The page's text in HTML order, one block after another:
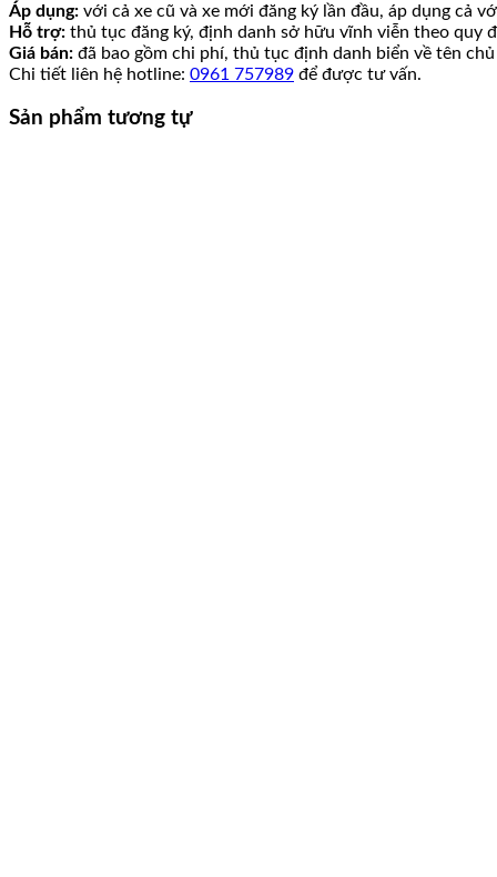
Áp dụng: với cả xe cũ và xe mới đăng ký lần đầu, áp dụng cả
Hỗ trợ: thủ tục đăng ký, định danh sở hữu vĩnh viễn theo quy
Giá bán: đã bao gồm chi phí, thủ tục định danh biển về tên
Chi tiết liên hệ hotline: 0961 757989 để được tư vấn.
Sản phẩm tương tự